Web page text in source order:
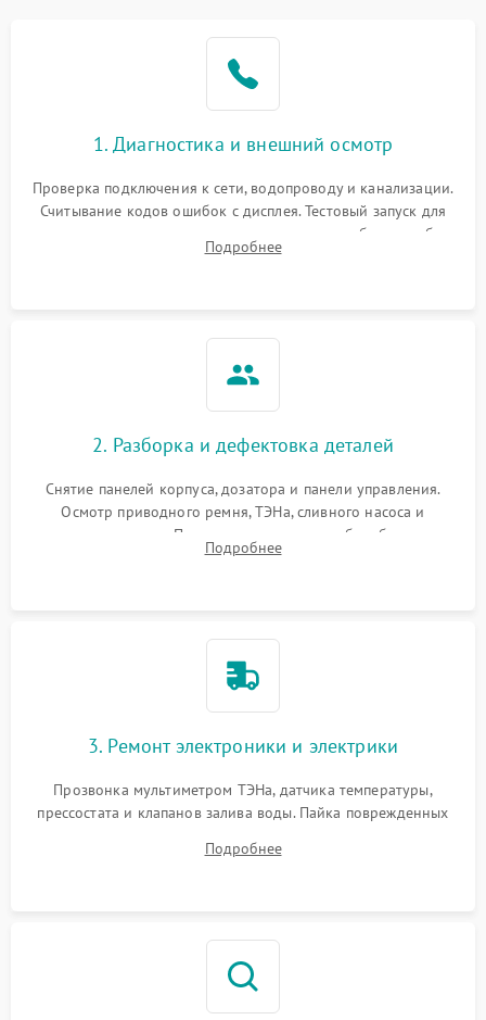
1. Диагностика и внешний осмотр
Проверка подключения к сети, водопроводу и канализации.
Считывание кодов ошибок с дисплея. Тестовый запуск для
выявления посторонних шумов, протечек или сбоев в работе
электронного модуля управления.
Подробнее
2. Разборка и дефектовка деталей
Снятие панелей корпуса, дозатора и панели управления.
Осмотр приводного ремня, ТЭНа, сливного насоса и
амортизаторов. Проверка подшипников барабана и
крестовины на износ, а манжеты люка на разрывы.
Подробнее
3. Ремонт электроники и электрики
Прозвонка мультиметром ТЭНа, датчика температуры,
прессостата и клапанов залива воды. Пайка поврежденных
Восстановление целостности проводки и контактов.
Подробнее